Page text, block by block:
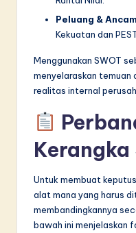
Peluang &
Kekuatan dan
Menggunakan SWOT
menyelaraskan temuan
realitas internal
Untuk membuat
alat mana yang harus
membandingkannya
bawah ini menjelaskan